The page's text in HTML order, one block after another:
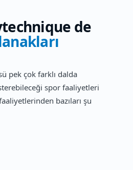
de
pek çok farklı dalda
spor faaliyetleri
bazıları şu